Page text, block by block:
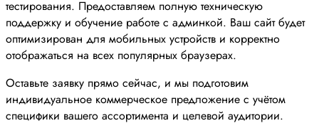
тестирования. Предоставляем полную техническую
поддержку и обучение работе с админкой. Ваш сайт будет
оптимизирован для мобильных устройств и корректно
отображаться на всех популярных браузерах.
Оставьте заявку прямо сейчас, и мы подготовим
индивидуальное коммерческое предложение с учётом
специфики вашего ассортимента и целевой аудитории.